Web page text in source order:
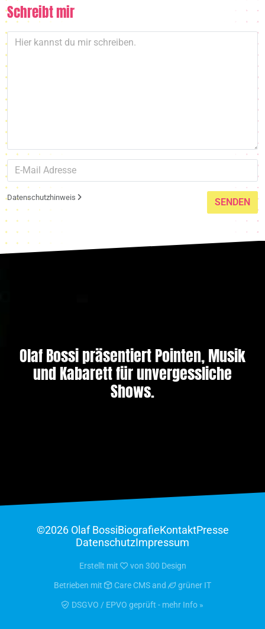
Schreibt mir
Datenschutzhinweis SENDEN
Olaf Bossi präsentiert Pointen, Musik
und Kabarett für unvergessliche
Shows.
©2026 Olaf BossiBiografieKontaktPresse
DatenschutzImpressum
Erstellt mit von 300 Design
Betrieben mit Care CMSand grüner IT
DSGVO / EPVO geprüft - mehr Info »